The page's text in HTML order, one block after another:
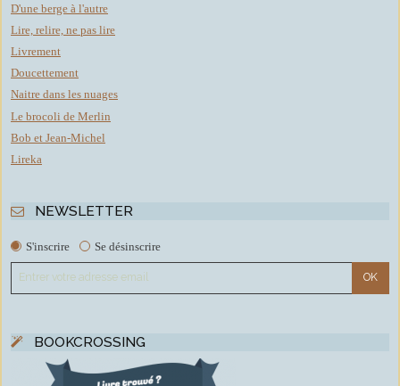
D'une berge à l'autre
Lire, relire, ne pas lire
Livrement
Doucettement
Naitre dans les nuages
Le brocoli de Merlin
Bob et Jean-Michel
Lireka
NEWSLETTER
S'inscrire Se désinscrire
BOOKCROSSING